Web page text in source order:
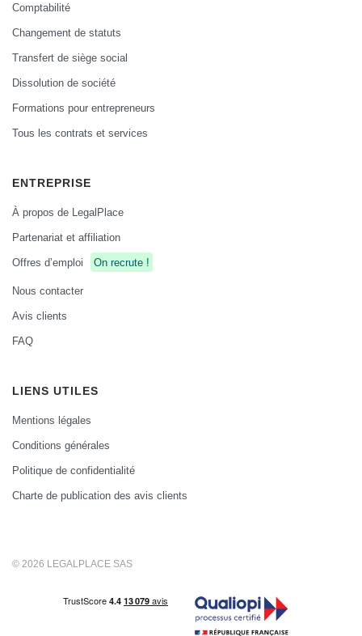
Comptabilité
Changement de statuts
Transfert de siège social
Dissolution de société
Formations pour entrepreneurs
Tous les contrats et services
ENTREPRISE
À propos de LegalPlace
Partenariat et affiliation
Offres d’emploi
On recrute !
Nous contacter
Avis clients
FAQ
LIENS UTILES
Mentions légales
Conditions générales
Politique de confidentialité
Charte de publication des avis clients
© 2026 LEGALPLACE SAS